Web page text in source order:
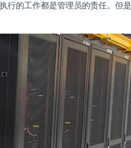
的工作都是管理员的责任。但